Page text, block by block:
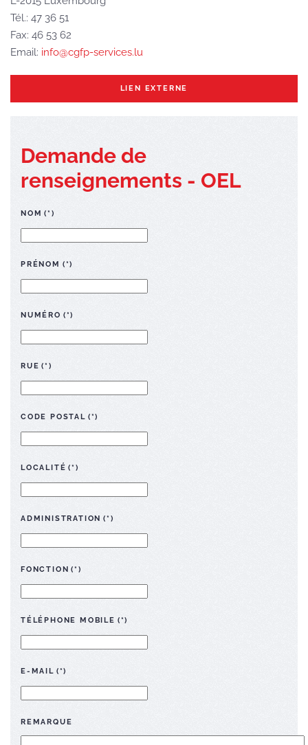
Tél.: 47 36 51
Fax: 46 53 62
Email: info@cgfp-services.lu
LIEN EXTERNE
Demande de
renseignements - OEL
NOM (*)
PRÉNOM (*)
NUMÉRO (*)
RUE (*)
CODE POSTAL (*)
LOCALITÉ (*)
ADMINISTRATION (*)
FONCTION (*)
TÉLÉPHONE MOBILE (*)
E-MAIL (*)
REMARQUE